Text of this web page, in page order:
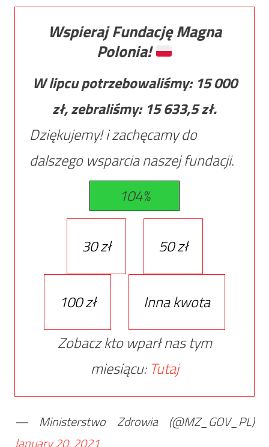
Wspieraj Fundację Magna
Polonia!
W lipcu potrzebowaliśmy: 15 000
zł, zebraliśmy: 15 633,5zł.
Dziękujemy! i zachęcamy do
dalszego wsparcia naszej fundacji.
104%
30 zł 50 zł
100 zł
Inna kwota
Zobacz kto wparł nas tym
miesiącu: Tutaj
— Ministerstwo Zdrowia (@MZ_GOV_PL)
January 20, 2021